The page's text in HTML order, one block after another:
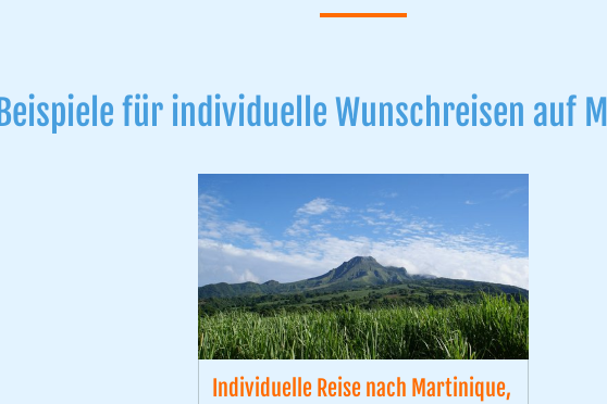
Beispiele für individuelle Wunschreisen auf
Individuelle Reise nach Martinique,